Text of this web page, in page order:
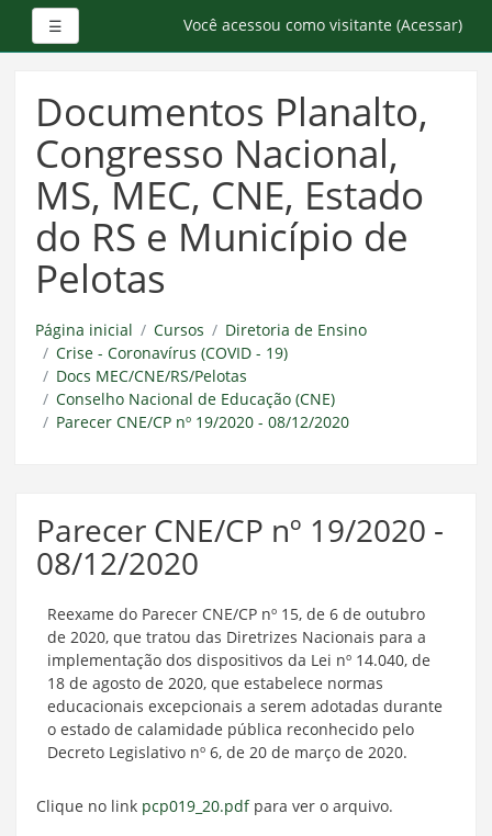
principal
☰ Você acessou como visitante (Acessar)
Documentos Planalto,
Congresso Nacional,
MS, MEC, CNE, Estado
do RS e Município de
Pelotas
Página inicial Cursos
Diretoria de Ensino
Crise - Coronavírus (COVID - 19)
Docs MEC/CNE/RS/Pelotas
Conselho Nacional de Educação (CNE)
Parecer CNE/CP nº 19/2020 - 08/12/2020
Parecer CNE/CP nº 19/2020 -
08/12/2020
Reexame do Parecer CNE/CP nº 15, de 6 de outubro
de 2020, que tratou das Diretrizes Nacionais para a
implementação dos dispositivos da Lei nº 14.040, de
18 de agosto de 2020, que estabelece normas
educacionais excepcionais a serem adotadas durante
o estado de calamidade pública reconhecido pelo
Decreto Legislativo nº 6, de 20 de março de 2020.
Clique no link pcp019_20.pdfpara ver o arquivo.